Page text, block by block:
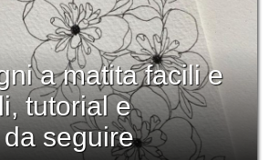
a matita facili e
tutorial e
seguire